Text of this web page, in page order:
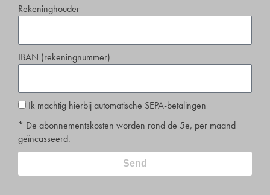
Rekeninghouder
IBAN (rekeningnummer)
Ik machtig hierbij automatische SEPA-betalingen
* De abonnementskosten worden rond de 5e, per maand
geïncasseerd.
Send